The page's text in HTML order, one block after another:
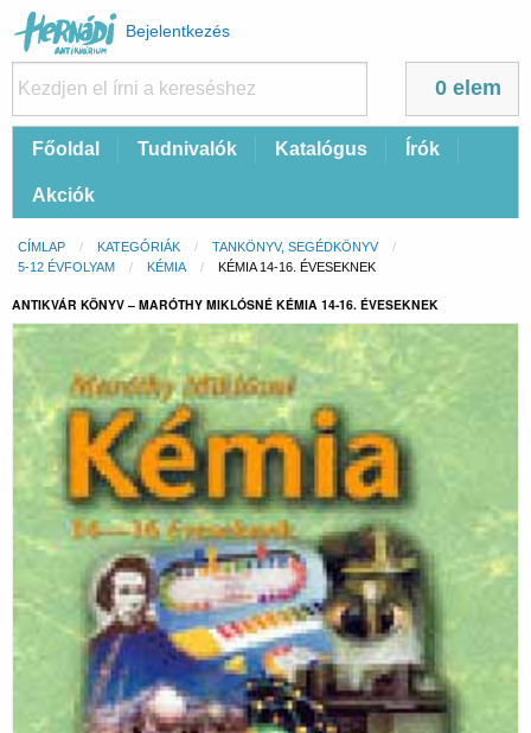
Felhasználói
fiók
menüje
Bejelentkezés
0 elem
FőFőoldal Tudnivalók Katalógus Írók
Akciók
Morzsa
CÍMLAP KATEGÓRIÁK
TANKÖNYV, SEGÉDKÖNYV
5-12 ÉVFOLYAM
KÉMIA CURRENT:
KÉMIA 14-16. ÉVESEKNEK
ANTIKVÁR KÖNYV – MARÓTHY MIKLÓSNÉ KÉMIA 14-16. ÉVESEKNEK